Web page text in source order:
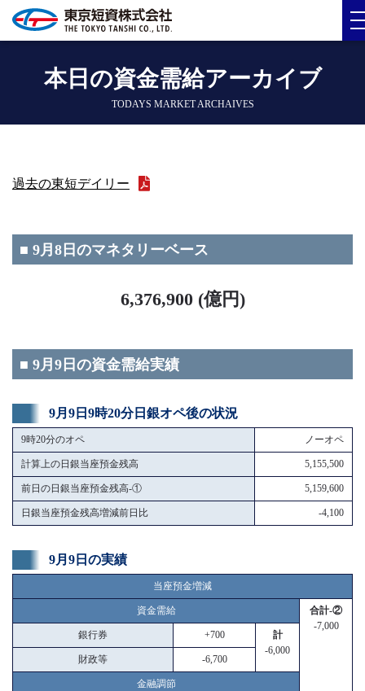
本日の資金需給アーカイブ
TODAYS MARKET ARCHAIVES
過去の東短デイリー
■ 9月8日のマネタリーベース
6,376,900 (億円)
■ 9月9日の資金需給実績
9月9日9時20分日銀オペ後の状況
9時20分のオペ ノーオペ
計算上の日銀当座預金残高 5,155,500
前日の日銀当座預金残高-① 5,159,600
日銀当座預金残高増減前日比 -4,100
9月9日の実績
当座預金増減
資金需給
合計-②
-7,000
銀行券 +700
計
-6,000
財政等 -6,700
金融調節